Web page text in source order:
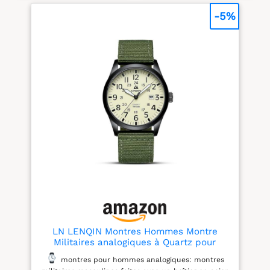
Corrosion, Et Le Design
Minimaliste Du Cadran
ConfèRe à La Montre Un
Aspect éLéGant Et
Classique Mouvement à
Quartz De PréCision : La
Montre Est éQuipéE D'Un
La Date Pour RéPondre
Aux Besoins Pratiques
Quotidiens. Les Aiguilles
Lumineuses Vous
L'Heure Facilement Dans
cuir souple, il est très
fonctionnel et
décontractés quotidiens.
audacieuse, unisexe, avec
un cadran clair, un grand
nombre et un pointeur
facile à juger à distance,
est un cadeau parfait
pour les malvoyants. La
boîte a un diamètre de 38
grammes. La montre
et d'une batterie de
longue durée. Toutes les
montres sont équipées
d'un protecteur de
batterie, placé sur la
Couronne de la montre et
LN LENQIN Montres Hommes Montre
Militaires analogiques à Quartz pour
montres pour hommes analogiques: montres
-5%